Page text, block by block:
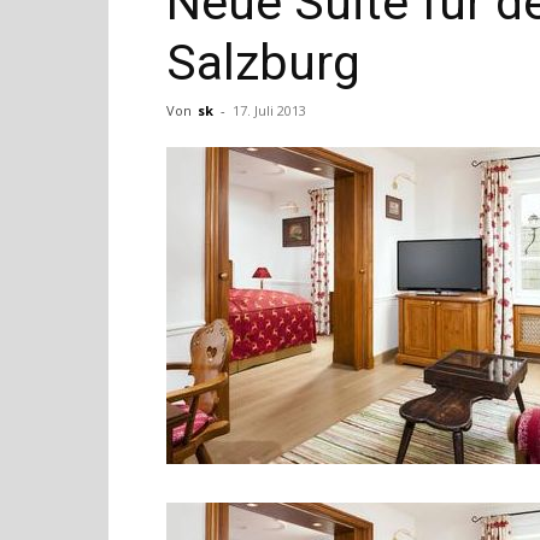
Salzburg
Von sk - 17. Juli 2013